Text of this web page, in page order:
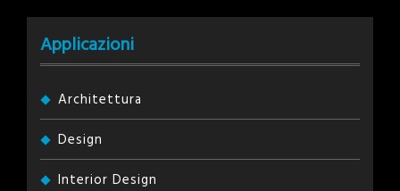
Applicazioni
Architettura
Design
Interior Design